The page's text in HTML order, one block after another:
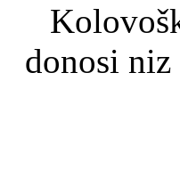
donosi